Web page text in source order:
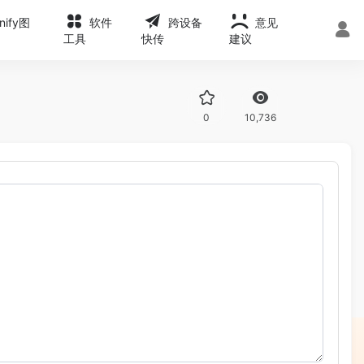
图
软件
工具
跨设备
快传
意见
建议
0 10,736